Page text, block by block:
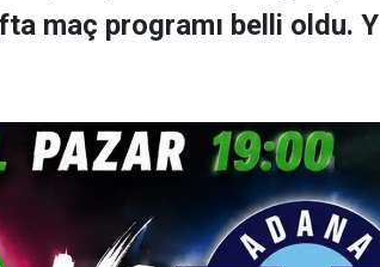
maç programı belli oldu. Y